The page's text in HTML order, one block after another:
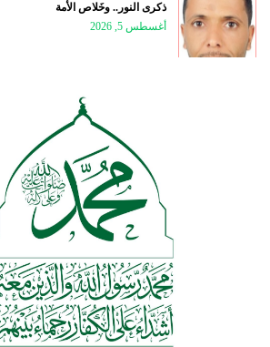
ذكرى النور.. وخَلاص الأمة
أغسطس 5, 2026